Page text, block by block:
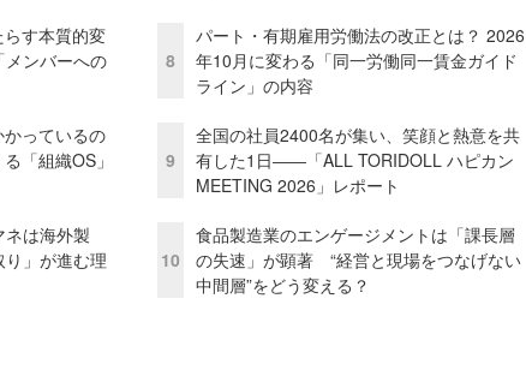
す本質的変
ンバーへの
っているの
「組織OS」
ネは海外製
り」が進む理
8
パート・有期雇用労働法の改正とは？ 2026
年10月に変わる「同一労働同一賃金ガイド
ライン」の内容
9
全国の社員2400名が集い、笑顔と熱意を共
有した1日――「ALL TORIDOLL ハピカン
MEETING 2026」レポート
10
食品製造業のエンゲージメントは「課長層
の失速」が顕著 “経営と現場をつなげない
中間層”をどう変える？